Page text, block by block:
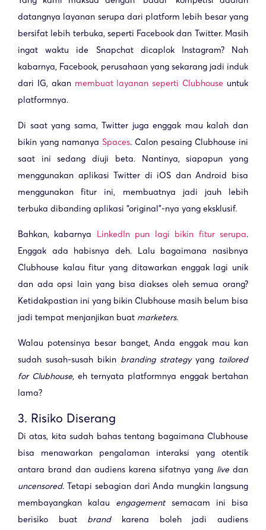
datangnya layanan serupa dari platform lebih besar yang
bersifat lebih terbuka, seperti Facebook dan Twitter. Masih
ingat waktu ide Snapchat dicaplok Instagram? Nah
kabarnya, Facebook, perusahaan yang sekarang jadi induk
dari IG, akan membuat layanan seperti Clubhouse untuk
platformnya.
Di saat yang sama, Twitter juga enggak mau kalah dan
bikin yang namanya Spaces. Calon pesaing Clubhouse ini
saat ini sedang diuji beta. Nantinya, siapapun yang
menggunakan aplikasi Twitter di iOS dan Android bisa
menggunakan fitur ini, membuatnya jadi jauh lebih
terbuka dibanding aplikasi “original”-nya yang eksklusif.
Bahkan, kabarnya LinkedIn pun lagi bikin fitur serupa.
Enggak ada habisnya deh. Lalu bagaimana nasibnya
Clubhouse kalau fitur yang ditawarkan enggak lagi unik
dan ada opsi lain yang bisa diakses oleh semua orang?
Ketidakpastian ini yang bikin Clubhouse masih belum bisa
jadi tempat menjanjikan buat marketers.
Walau potensinya besar banget, Anda enggak mau kan
sudah susah-susah bikin branding strategyyang tailored
for Clubhouse, eh ternyata platformnya enggak bertahan
lama?
3. Risiko Diserang
Di atas, kita sudah bahas tentang bagaimana Clubhouse
bisa menawarkan pengalaman interaksi yang otentik
antara brand dan audiens karena sifatnya yang live dan
uncensored. Tetapi sebagian dari Anda mungkin langsung
membayangkan kalau engagementsemacam ini bisa
berisiko buat brandkarena boleh jadi audiens